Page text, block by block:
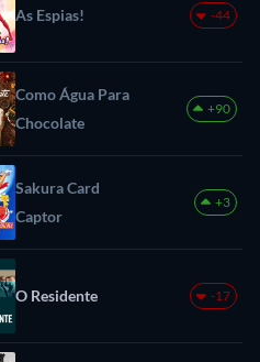
As Espias! -44
Como Água Para
Chocolate
+90
Sakura Card
Captor
+3
O Residente -17